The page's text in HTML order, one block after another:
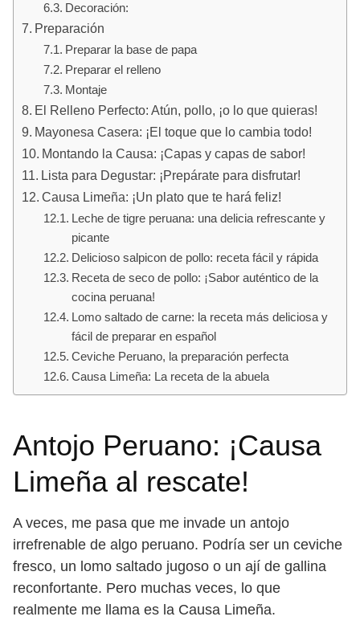
Decoración:
Preparación
Preparar la base de papa
Preparar el relleno
Montaje
El Relleno Perfecto: Atún, pollo, ¡o lo que quieras!
Mayonesa Casera: ¡El toque que lo cambia todo!
Montando la Causa: ¡Capas y capas de sabor!
Lista para Degustar: ¡Prepárate para disfrutar!
Causa Limeña: ¡Un plato que te hará feliz!
Leche de tigre peruana: una delicia refrescante y
picante
Delicioso salpicon de pollo: receta fácil y rápida
Receta de seco de pollo: ¡Sabor auténtico de la
cocina peruana!
Lomo saltado de carne: la receta más deliciosa y
fácil de preparar en español
Ceviche Peruano, la preparación perfecta
Causa Limeña: La receta de la abuela
Antojo Peruano: ¡Causa
Limeña al rescate!
A veces, me pasa que me invade un antojo
irrefrenable de algo peruano. Podría ser un ceviche
fresco, un lomo saltado jugoso o un ají de gallina
reconfortante. Pero muchas veces, lo que
realmente me llama es la Causa Limeña.